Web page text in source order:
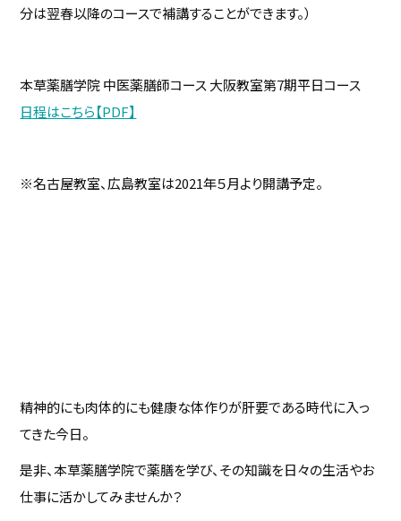
分は翌春以降のコースで補講することができます。）
本草薬膳学院 中医薬膳師コース 大阪教室第7期平日コース
日程はこちら【PDF】
※名古屋教室、広島教室は2021年５月より開講予定。
精神的にも肉体的にも健康な体作りが肝要である時代に入っ
てきた今日。
是非、本草薬膳学院で薬膳を学び、その知識を日々の生活やお
仕事に活かしてみませんか？